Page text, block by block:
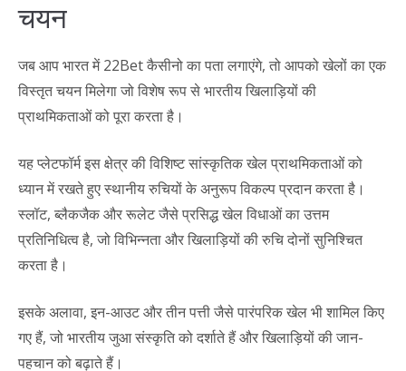
चयन
जब आप भारत में 22Bet कैसीनो का पता लगाएंगे, तो आपको खेलों का एक
विस्तृत चयन मिलेगा जो विशेष रूप से भारतीय खिलाड़ियों की
प्राथमिकताओं को पूरा करता है।
यह प्लेटफॉर्म इस क्षेत्र की विशिष्ट सांस्कृतिक खेल प्राथमिकताओं को
ध्यान में रखते हुए स्थानीय रुचियों के अनुरूप विकल्प प्रदान करता है।
स्लॉट, ब्लैकजैक और रूलेट जैसे प्रसिद्ध खेल विधाओं का उत्तम
प्रतिनिधित्व है, जो विभिन्नता और खिलाड़ियों की रुचि दोनों सुनिश्चित
करता है।
इसके अलावा, इन-आउट और तीन पत्ती जैसे पारंपरिक खेल भी शामिल किए
गए हैं, जो भारतीय जुआ संस्कृति को दर्शाते हैं और खिलाड़ियों की जान-
पहचान को बढ़ाते हैं।